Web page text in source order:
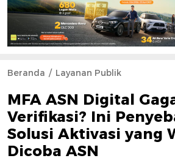
Beranda Layanan Publik
MFA ASN Digital
Verifikasi? Ini
Solusi Aktivasi yang
Dicoba ASN